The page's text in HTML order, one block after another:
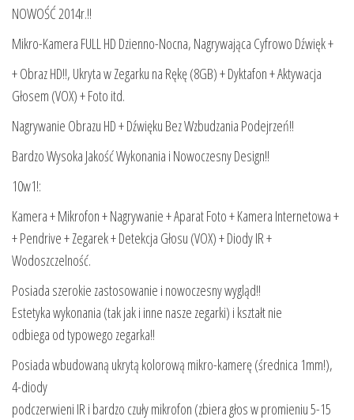
NOWOŚĆ 2014r.!!
Mikro-Kamera FULL HD Dzienno-Nocna, Nagrywająca Cyfrowo Dźwięk +
+ Obraz HD!!, Ukryta w Zegarku na Rękę (8GB) + Dyktafon + Aktywacja
Głosem (VOX) + Foto itd.
Nagrywanie Obrazu HD + Dźwięku Bez Wzbudzania Podejrzeń!!
Bardzo Wysoka Jakość Wykonania i Nowoczesny Design!!
10w1!:
Kamera + Mikrofon + Nagrywanie + Aparat Foto + Kamera Internetowa +
+ Pendrive + Zegarek + Detekcja Głosu (VOX) + Diody IR +
Wodoszczelność.
Posiada szerokie zastosowanie i nowoczesny wygląd!!
Estetyka wykonania (tak jak i inne nasze zegarki) i kształt nie
odbiega od typowego zegarka!!
Posiada wbudowaną ukrytą kolorową mikro-kamerę (średnica 1mm!),
4-diody
podczerwieni IR i bardzo czuły mikrofon (zbiera głos w promieniu 5-15